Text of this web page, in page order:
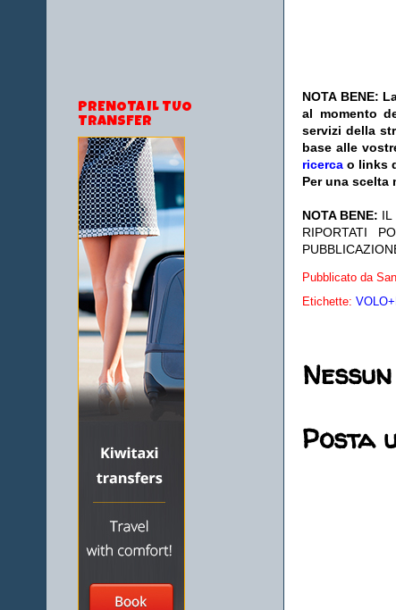
NOTA BENE:
al momento
servizi della
base alle
ricerca o links
Per una
NOTA BENE: IL
RIPORTATI
Pubblicato da
Etichette:
Posta
PRENOTA IL TUO
TRANSFER